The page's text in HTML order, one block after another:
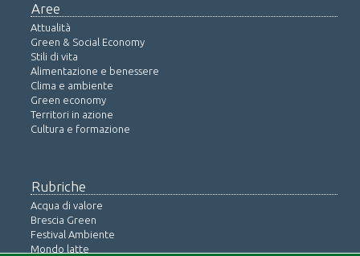
Aree
Attualità
Green & Social Economy
Stili di vita
Alimentazione e benessere
Clima e ambiente
Green economy
Territori in azione
Cultura e formazione
Rubriche
Acqua di valore
Brescia Green
Festival Ambiente
Mondo latte